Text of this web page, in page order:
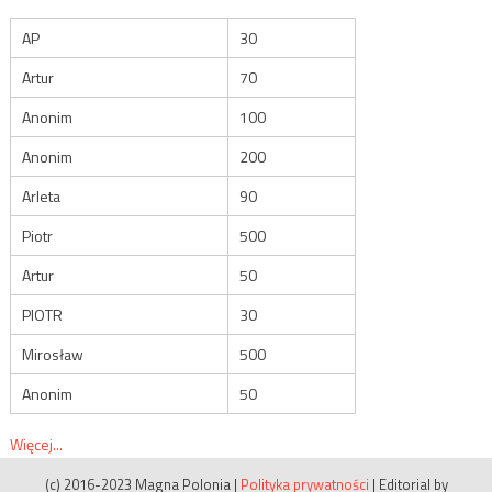
AP
30
Artur
70
Anonim
100
Anonim
200
Arleta
90
Piotr
500
Artur
50
PIOTR
30
Mirosław
500
Anonim
50
Więcej...
(c) 2016-2023 Magna Polonia | Polityka prywatności | Editorial by